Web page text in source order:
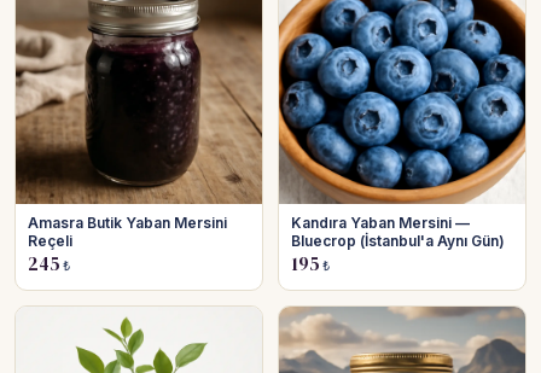
Amasra Butik Yaban Mersini
Reçeli
245 ₺
Kandıra Yaban Mersini —
Bluecrop (İstanbul'a Aynı Gün)
195 ₺